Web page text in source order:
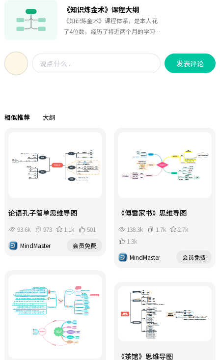
不觉，我们的喜怒哀乐已不是跟随内
心，而是被自身以外的东西操控着，
好的洗脑是基于平等互助的角度，帮
导你成长；而这108个思想洗脑术，是
把自己的思想 放进对方的脑袋。期待
《知识炼金术》课程大纲
《知识炼金术》课程体系，是本人花
了4位数，经历了将近两个月的学习，
取名、课程目录、内容设计、课程形
式等等，真正实战怎样把知识炼成
金，本导图把课程大纲内容已经收录
发表评论
相似推荐 大纲
论语孔子简单思维导图
93.6k 973 1.1k
501
MindMaster
会员免费
《傅雷家书》思维导图
138.3k 1.7k
2.7k
1.3k
MindMaster
会员免费
《茶馆》思维导图